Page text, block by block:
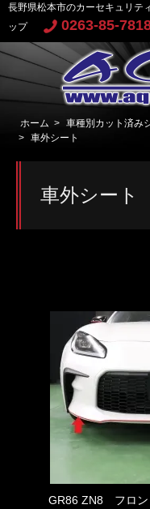
長野県松本市のカーセキュリテ
ップ
0263-85-
ホーム > 車種別カット済み
> 車外シート
車外シート
GR86 ZN8 フロン